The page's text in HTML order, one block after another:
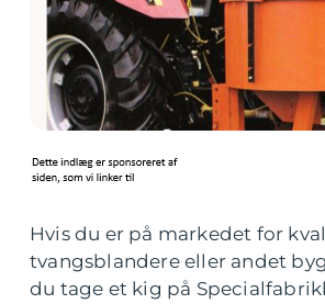
Hvis du er på markedet for
tvangsblandere eller andet
du tage et kig på